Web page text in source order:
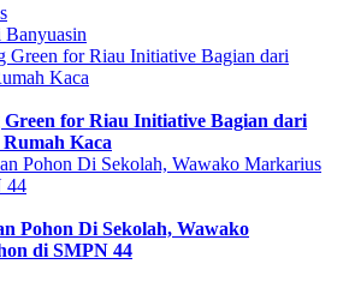
Banyuasin
for Riau Initiative Bagian dari
Kaca
Pohon Di Sekolah, Wawako
di SMPN 44